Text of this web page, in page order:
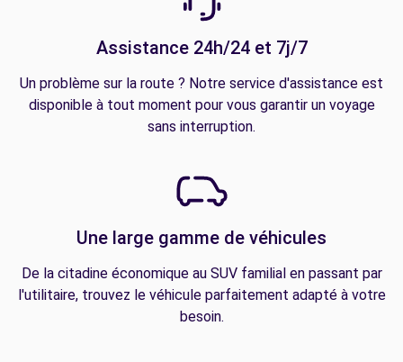
Assistance 24h/24 et 7j/7
Un problème sur la route ? Notre service d'assistance est
disponible à tout moment pour vous garantir un voyage
sans interruption.
Une large gamme de véhicules
De la citadine économique au SUV familial en passant par
l'utilitaire, trouvez le véhicule parfaitement adapté à votre
besoin.